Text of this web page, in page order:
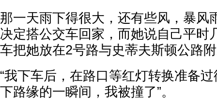
那一天雨下得很大，还有些风，暴风
决定搭公交车回家，而她说自己平时
车把她放在2号路与史蒂夫斯顿公路
“我下车后，在路口等红灯转换准备
下路缘的一瞬间，我被撞了”。